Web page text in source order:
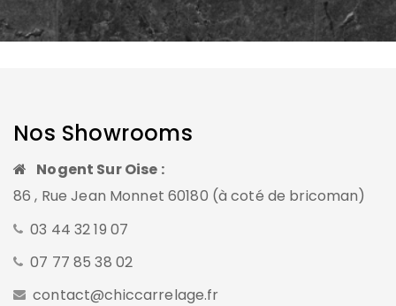
Nos Showrooms
Nogent Sur Oise :
86 , Rue Jean Monnet 60180 (à coté de bricoman)
03 44 32 19 07
07 77 85 38 02
contact@chiccarrelage.fr